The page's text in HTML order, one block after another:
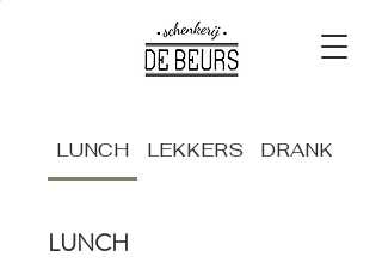
LUNCH LEKKERS DRANKEN
LUNCH